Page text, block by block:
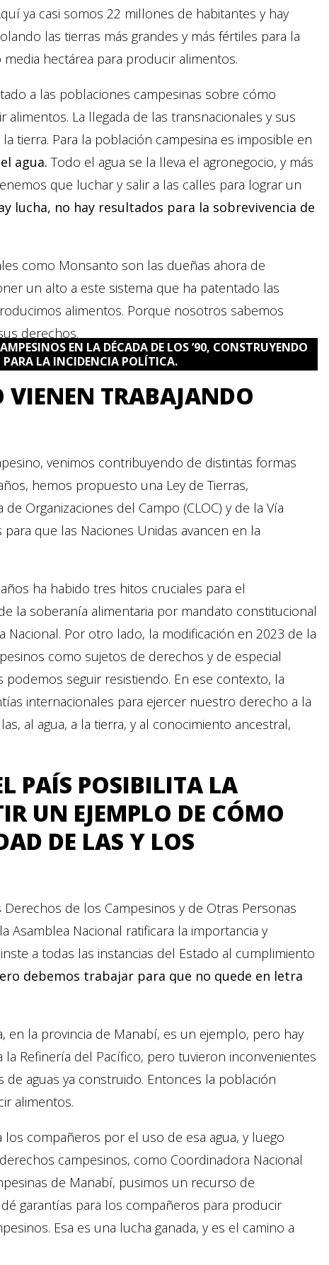
ya casi somos 22 millones de habitantes y hay
las tierras más grandes y más fértiles para la
hectárea para producir alimentos.
a las poblaciones campesinas sobre cómo
La llegada de las transnacionales y sus
tierra. Para la población campesina es imposible en
agua. Todo el agua se la lleva el agronegocio, y más
que luchar y salir a las calles para lograr un
lucha, no hay resultados para la sobrevivencia de
como Monsanto son las dueñas ahora de
un alto a este sistema que ha patentado las
alimentos. Porque nosotros sabemos
derechos.
EN LA DÉCADA DE LOS ’90, CONSTRUYENDO
PARA LA INCIDENCIA POLÍTICA.
VIENEN TRABAJANDO
venimos contribuyendo de distintas formas
hemos propuesto una Ley de Tierras,
Organizaciones del Campo (CLOC) y de la Vía
que las Naciones Unidas avancen en la
ha habido tres hitos cruciales para el
la soberanía alimentaria por mandato constitucional
Por otro lado, la modificación en 2023 de la
como sujetos de derechos y de especial
seguir resistiendo. En ese contexto, la
internacionales para ejercer nuestro derecho a la
al agua, a la tierra, y al conocimiento ancestral,
PAÍS POSIBILITA LA
UN EJEMPLO DE CÓMO
DE LAS Y LOS
de los Campesinos y de Otras Personas
Asamblea Nacional ratificara la importancia y
a todas las instancias del Estado al cumplimiento
debemos trabajar para que no quede en letra
la provincia de Manabí, es un ejemplo, pero hay
Refinería del Pacífico, pero tuvieron inconvenientes
aguas ya construido. Entonces la población
alimentos.
compañeros por el uso de esa agua, y luego
campesinos, como Coordinadora Nacional
de Manabí, pusimos un recurso de
garantías para los compañeros para producir
Esa es una lucha ganada, y es el camino a